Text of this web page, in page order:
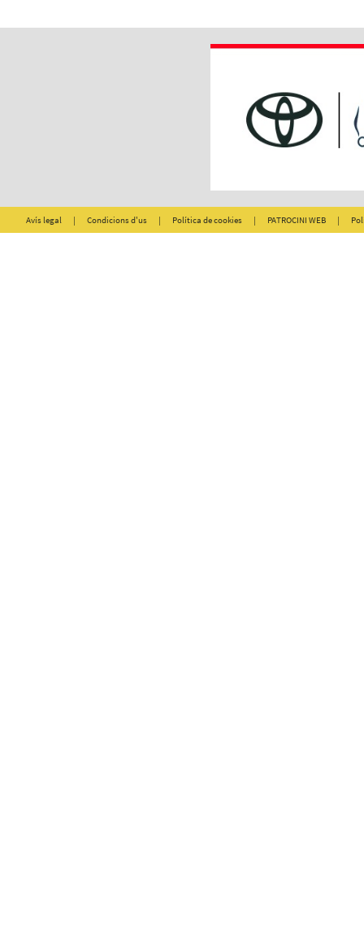
Avís legal | Condicions d'us | Política de cookies | PATROCINI WEB |